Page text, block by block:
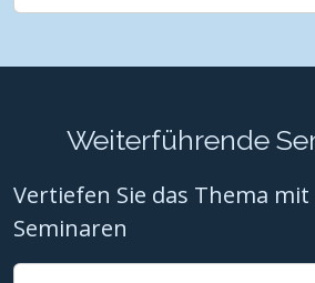
Weiterführende
Vertiefen Sie das Thema mit
Seminaren